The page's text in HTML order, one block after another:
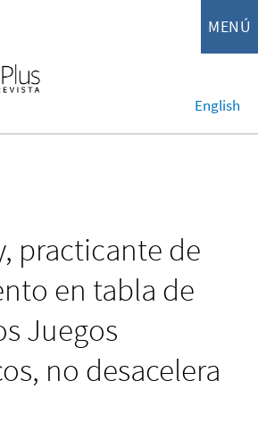
MENÚ
English
practicante de
en tabla de
Juegos
no desacelera